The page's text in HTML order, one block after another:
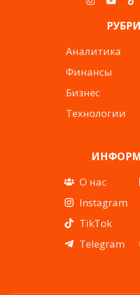
Instagram
YouTube
Аналитика
Финансы
Бизнес
Технологии
О нас
Instagram
TikTok
Telegram